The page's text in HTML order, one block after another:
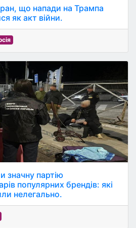
що напади на Трампа
як акт війни.
значну партію
популярних брендів: які
нелегально.